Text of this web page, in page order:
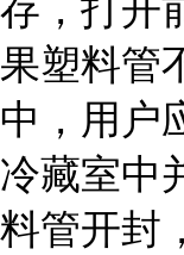
存，打开
果塑料管
中，用户
冷藏室中
料管开封